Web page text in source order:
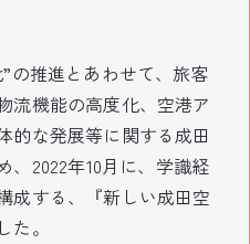
の推進とあわせて、旅客
流機能の高度化、空港ア
的な発展等に関する成田
、2022年10月に、学識経
成する、『新しい成田空
。